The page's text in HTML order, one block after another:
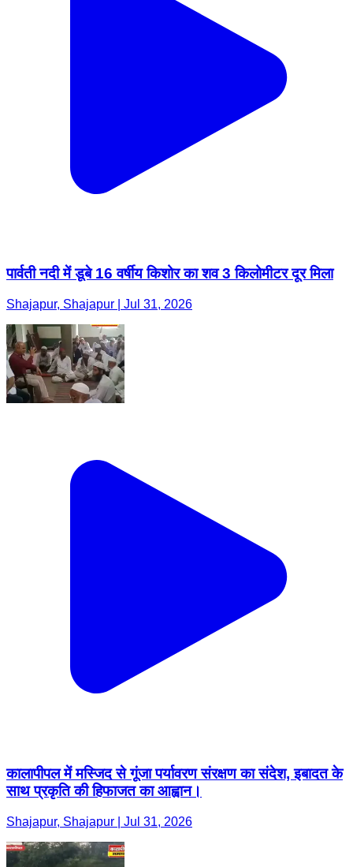
पार्वती नदी में डूबे 16 वर्षीय किशोर का शव 3 किलोमीटर दूर मिला
Shajapur, Shajapur | Jul 31, 2026
कालापीपल में मस्जिद से गूंजा पर्यावरण संरक्षण का संदेश, इबादत के
साथ प्रकृति की हिफाजत का आह्वान।
Shajapur, Shajapur | Jul 31, 2026